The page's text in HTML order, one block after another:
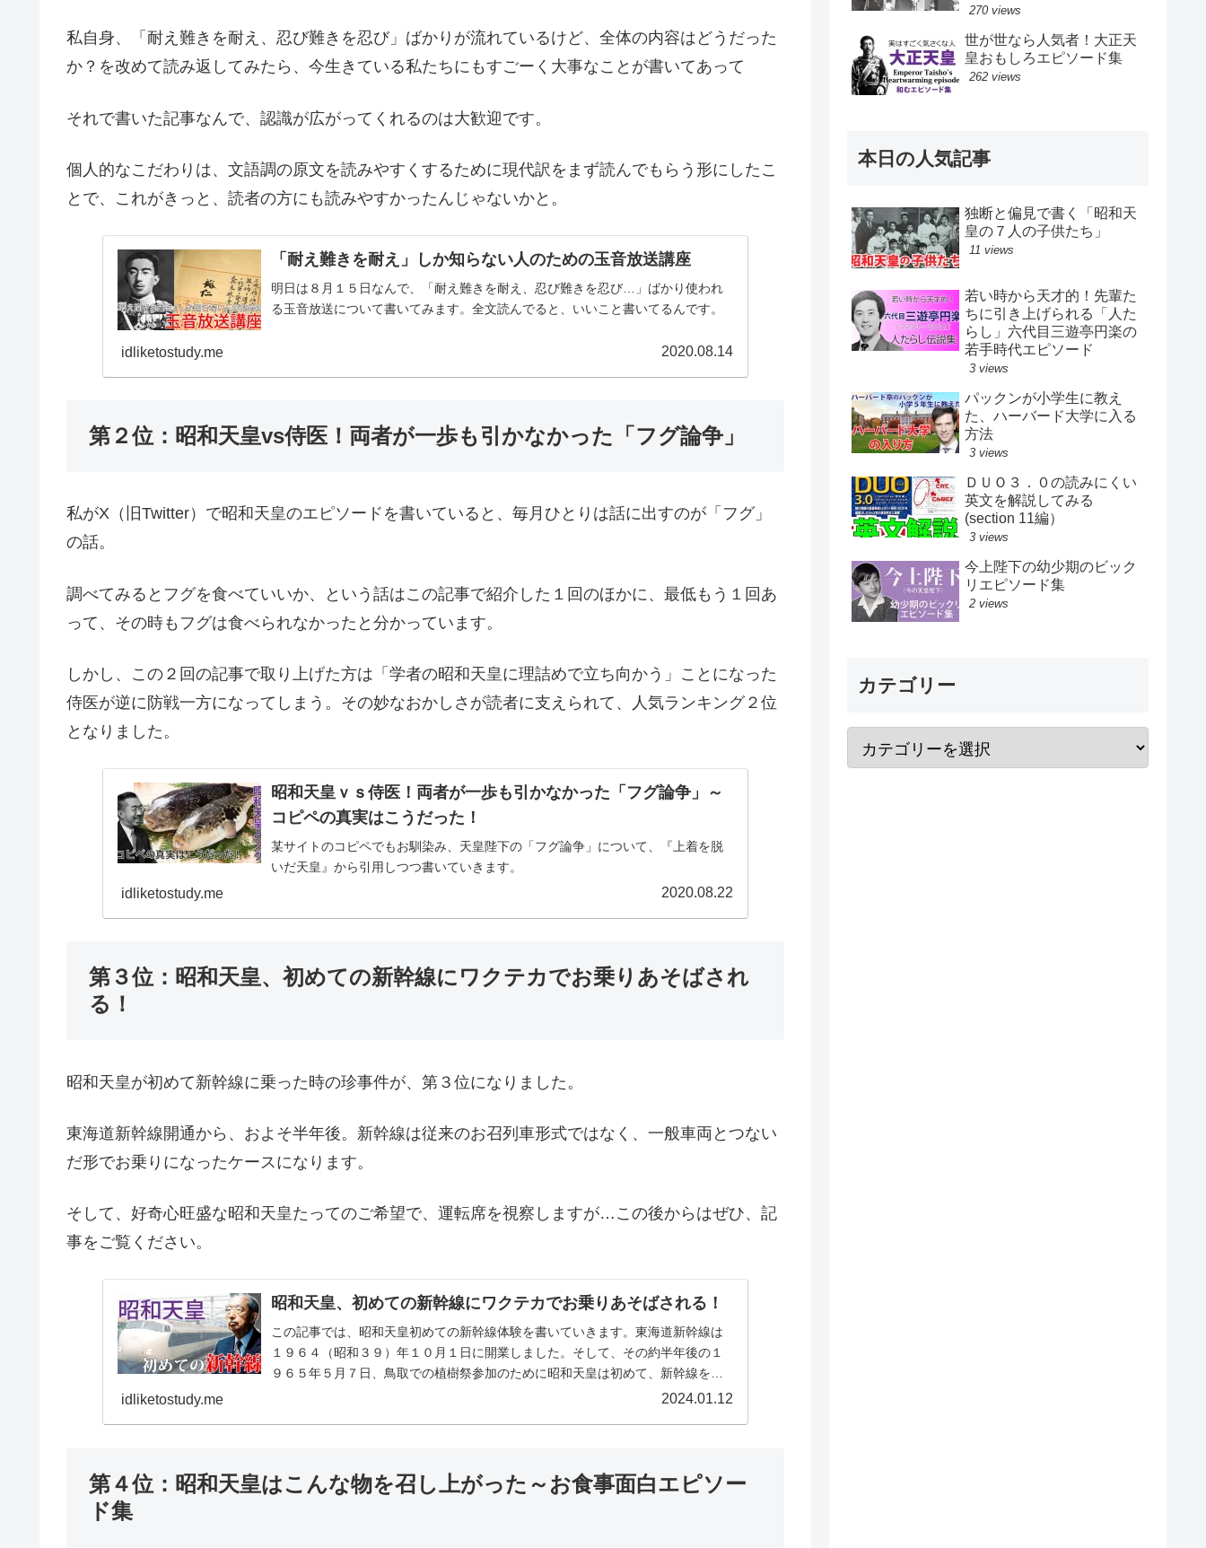
私自身、「耐え難きを耐え、忍び難きを忍び」ばかりが流れているけど、全体の内容はどうだった
か？を改めて読み返してみたら、今生きている私たちにもすごーく大事なことが書いてあって
それで書いた記事なんで、認識が広がってくれるのは大歓迎です。
個人的なこだわりは、文語調の原文を読みやすくするために現代訳をまず読んでもらう形にしたこ
とで、これがきっと、読者の方にも読みやすかったんじゃないかと。
「耐え難きを耐え」しか知らない人のための玉音放送講座
明日は８月１５日なんで、「耐え難きを耐え、忍び難きを忍び…」ばかり使われ
る玉音放送について書いてみます。全文読んでると、いいこと書いてるんです。
idliketostudy.me 2020.08.14
第２位：昭和天皇vs侍医！両者が一歩も引かなかった「フグ論争」
私がX（旧Twitter）で昭和天皇のエピソードを書いていると、毎月ひとりは話に出すのが「フグ」
の話。
調べてみるとフグを食べていいか、という話はこの記事で紹介した１回のほかに、最低もう１回あ
って、その時もフグは食べられなかったと分かっています。
しかし、この２回の記事で取り上げた方は「学者の昭和天皇に理詰めで立ち向かう」ことになった
侍医が逆に防戦一方になってしまう。その妙なおかしさが読者に支えられて、人気ランキング２位
となりました。
昭和天皇ｖｓ侍医！両者が一歩も引かなかった「フグ論争」～
コピペの真実はこうだった！
某サイトのコピペでもお馴染み、天皇陛下の「フグ論争」について、『上着を脱
いだ天皇』から引用しつつ書いていきます。
idliketostudy.me 2020.08.22
第３位：昭和天皇、初めての新幹線にワクテカでお乗りあそばされ
る！
昭和天皇が初めて新幹線に乗った時の珍事件が、第３位になりました。
東海道新幹線開通から、およそ半年後。新幹線は従来のお召列車形式ではなく、一般車両とつない
だ形でお乗りになったケースになります。
そして、好奇心旺盛な昭和天皇たってのご希望で、運転席を視察しますが…この後からはぜひ、記
事をご覧ください。
昭和天皇、初めての新幹線にワクテカでお乗りあそばされる！
この記事では、昭和天皇初めての新幹線体験を書いていきます。東海道新幹線は
１９６４（昭和３９）年１０月１日に開業しました。そして、その約半年後の１
９６５年５月７日、鳥取での植樹祭参加のために昭和天皇は初めて、新幹線をご
idliketostudy.me 2024.01.12
第４位：昭和天皇はこんな物を召し上がった～お食事面白エピソー
ド集
270 views
世が世なら人気者！大正天
皇おもしろエピソード集
262 views
本日の人気記事
独断と偏見で書く「昭和天
皇の７人の子供たち」
11 views
若い時から天才的！先輩た
ちに引き上げられる「人た
らし」六代目三遊亭円楽の
若手時代エピソード
3 views
パックンが小学生に教え
た、ハーバード大学に入る
方法
3 views
ＤＵＯ３．０の読みにくい
英文を解説してみる
(section 11編）
3 views
今上陛下の幼少期のビック
リエピソード集
2 views
カテゴリー